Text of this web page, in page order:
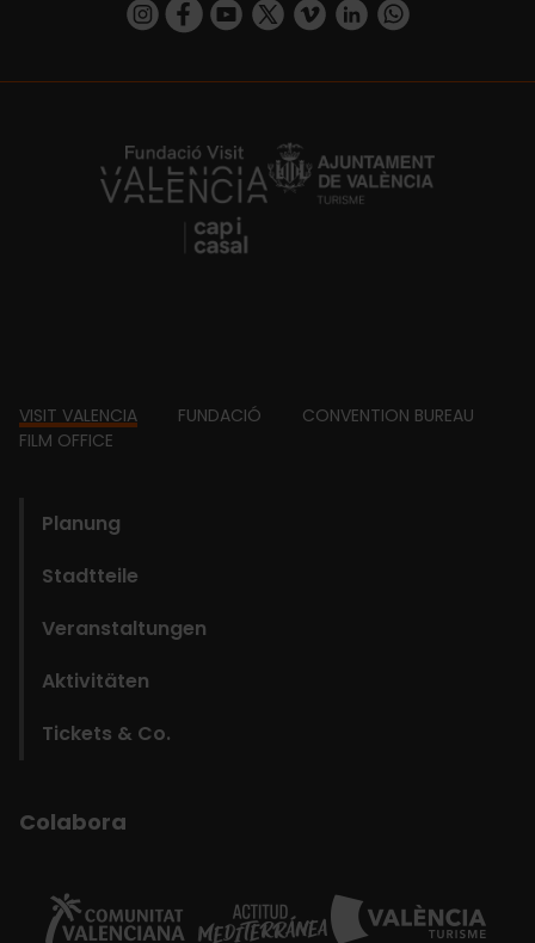
https://www.instagram.com/visit_valencia/
https://www.facebook.com/
https://www.youtube.com/user/
https://twitter.com/_VivaValencia
https://vimeo.com/
https://www.linkedin.com/company/turismo-valencia/https://api.whatsapp.com/send/
https://fundacion.visitvalencia.com/
Footer
VISIT VALENCIA FUNDACIÓ
CONVENTION BUREAU
FILM OFFICE
Planung
Stadtteile
Veranstaltungen
Aktivitäten
Tickets & Co.
Colabora